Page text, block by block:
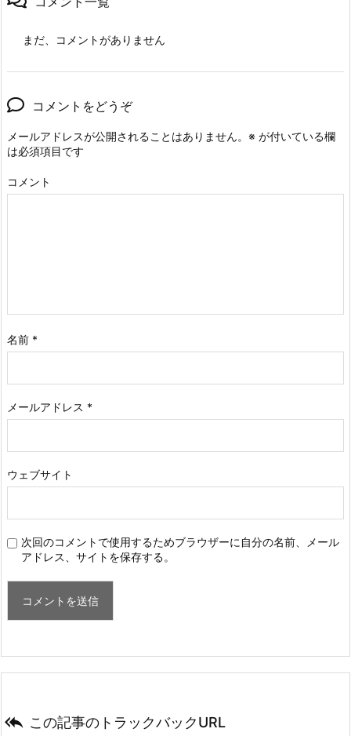
まだ、コメントがありません
コメントをどうぞ
メールアドレスが公開されることはありません。 ※ が付いている欄
は必須項目です
コメント
名前 *
メールアドレス *
ウェブサイト
次回のコメントで使用するためブラウザーに自分の名前、メール
アドレス、サイトを保存する。
 この記事のトラックバックURL